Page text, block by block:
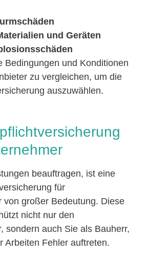
und Geräten
Bedingungen und Konditionen
zu vergleichen, um die
auszuwählen.
beauftragen, ist eine
für
von großer Bedeutung. Diese
nicht nur den
sondern auch Sie als Bauherr,
Arbeiten Fehler auftreten.